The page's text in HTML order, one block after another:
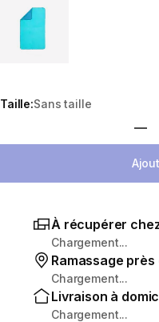
Taille:Sans taille
À récupérer
Chargement...
Ramassage
Chargement...
Livraison à
Chargement...